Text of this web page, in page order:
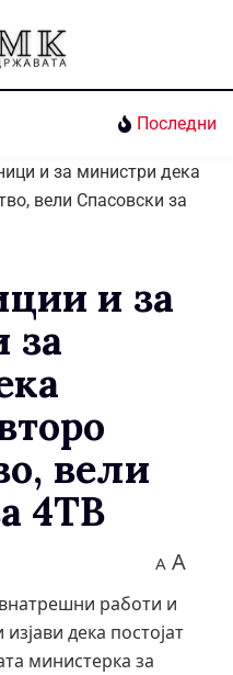
Последни
и за
за
вели
4ТВ
A A
работи и
дека постојат
министерка за